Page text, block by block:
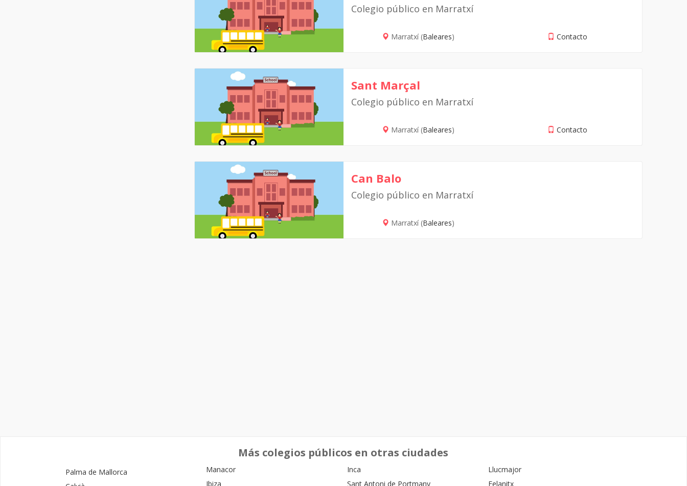
Colegio público en Marratxí
Marratxí (Baleares) Contacto
Sant Marçal
Colegio público en Marratxí
Marratxí (Baleares) Contacto
Can Balo
Colegio público en Marratxí
Marratxí (Baleares)
Más colegios públicos en otras ciudades
Palma de Mallorca
Manacor
Ibiza
Inca
Sant Antoni de Portmany
Llucmajor
Felanitx